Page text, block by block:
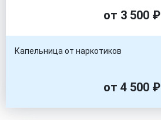
от 3 500 ₽
Капельница от наркотиков
от 4 500 ₽